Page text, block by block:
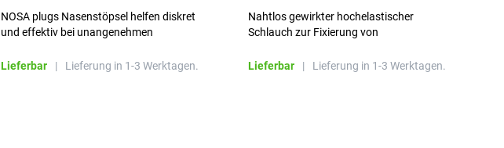
NOSA plugs Nasenstöpsel helfen diskret
und effektiv bei unangenehmen
beeinträchtigen.
Lieferbar | Lieferung in 1-3 Werktagen.
Nahtlos gewirkter hochelastischer
Schlauch zur Fixierung von
Lieferbar
| Lieferung in 1-3 Werktagen.